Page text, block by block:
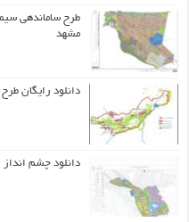
طرح ساماندهی
مشهد
دانلود رایگان
دانلود چشم